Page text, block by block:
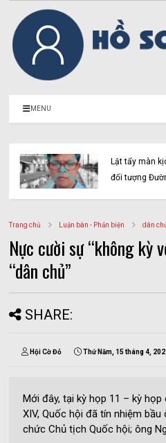
MENU
Lật tẩy màn
đối tượng
Trang chủ Luận bàn - Phản biện dân
Nực cười sự “không kỳ
“dân chủ”
SHARE:
Hội Cờ Đỏ Thứ Năm, 15 tháng 4,
Mới đây, tại kỳ họp 11 – kỳ
XIV, Quốc hội đã tín nhiệm
chức Chủ tịch Quốc hội; ông